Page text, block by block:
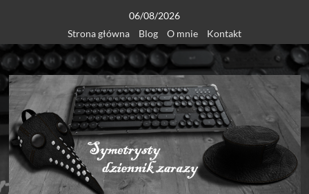
content
06/08/2026
Strona główna
Blog O mnie Kontakt